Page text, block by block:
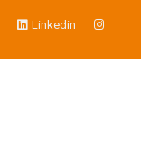
Linkedin